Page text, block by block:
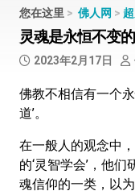
您在这里 > 佛人网 >
灵魂是永恒不变
2023年2月17日
佛教不相信有一个
道’。
在一般人的观念中
的‘灵智学会’，他
魂信仰的一类，以